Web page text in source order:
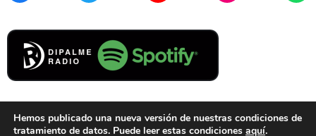
Hemos publicado una nueva versión de nuestras condiciones de
tratamiento de datos. Puede leer estas condiciones aquí.